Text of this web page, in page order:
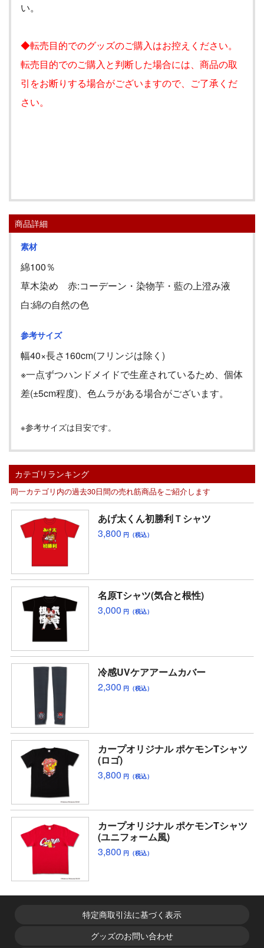
い。
◆転売目的でのグッズのご購入はお控えください。
転売目的でのご購入と判断した場合には、商品の取
引をお断りする場合がございますので、ご了承くだ
さい。
商品詳細
素材
綿100％
草木染め 赤:コーデーン・染物芋・藍の上澄み液
白:綿の自然の色
参考サイズ
幅40×長さ160cm(フリンジは除く )
※一点ずつハンドメイドで生産されているため、個体
差(±5cm程度)、色ムラがある場合がございます。
※参考サイズは目安です。
カテゴリランキング
同一カテゴリ内の過去30日間の売れ筋商品をご紹介します
あげ太くん初勝利Ｔシャツ
3,800 円（税込）
名原Tシャツ(気合と根性)
3,000 円（税込）
冷感UVケアアームカバー
2,300 円（税込）
カープオリジナル ポケモンTシャツ
(ロゴ)
3,800 円（税込）
カープオリジナル ポケモンTシャツ
(ユニフォーム風)
3,800 円（税込）
特定商取引法に基づく表示
グッズのお問い合わせ